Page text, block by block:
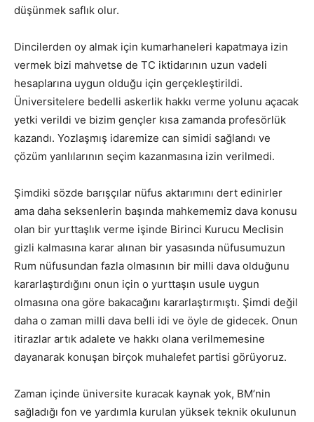
düşünmek saflık olur.
Dincilerden oy almak için kumarhaneleri kapatmaya izin
vermek bizi mahvetse de TC iktidarının uzun vadeli
hesaplarına uygun olduğu için gerçekleştirildi.
Üniversitelere bedelli askerlik hakkı verme yolunu açacak
yetki verildi ve bizim gençler kısa zamanda profesörlük
kazandı. Yozlaşmış idaremize can simidi sağlandı ve
çözüm yanlılarının seçim kazanmasına izin verilmedi.
Şimdiki sözde barışçılar nüfus aktarımını dert edinirler
ama daha seksenlerin başında mahkememiz dava konusu
olan bir yurttaşlık verme işinde Birinci Kurucu Meclisin
gizli kalmasına karar alınan bir yasasında nüfusumuzun
Rum nüfusundan fazla olmasının bir milli dava olduğunu
kararlaştırdığını onun için o yurttaşın usule uygun
olmasına ona göre bakacağını kararlaştırmıştı. Şimdi değil
daha o zaman milli dava belli idi ve öyle de gidecek. Onun
itirazlar artık adalete ve hakkı olana verilmemesine
dayanarak konuşan birçok muhalefet partisi görüyoruz.
Zaman içinde üniversite kuracak kaynak yok, BM’nin
sağladığı fon ve yardımla kurulan yüksek teknik okulunun